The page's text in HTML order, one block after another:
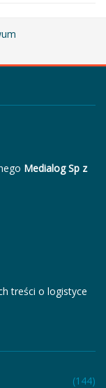
Medialog Sp z
treści o logistyce
(144)